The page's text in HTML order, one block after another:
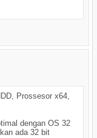
Prossesor x64,
dengan OS 32
ada 32 bit